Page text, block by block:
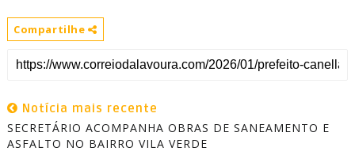
Compartilhe
Notícia mais recente
SECRETÁRIO ACOMPANHA OBRAS DE SANEAMENTO E
ASFALTO NO BAIRRO VILA VERDE